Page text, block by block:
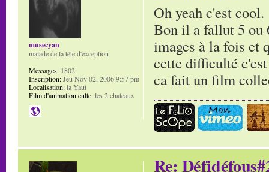
Oh yeah c'est cool.
Bon il a fallut 5 ou
images à la fois et
cette difficulté
ca fait un film
musecyan
malade de la tête d'exception
Messages: 1802
Inscription:Jeu Nov 02, 2006 9:57 pm
Localisation:la Yaut
Film d'animation culte:les 2 chateaux
Re: